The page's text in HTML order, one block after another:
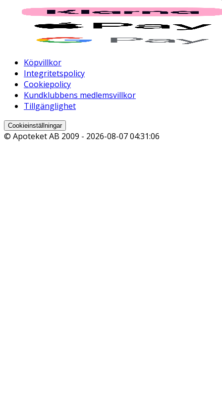
Köpvillkor
Integritetspolicy
Cookiepolicy
Kundklubbens medlemsvillkor
Tillgänglighet
Cookieinställningar
© Apoteket AB 2009 - 2026-08-07 04:31:06